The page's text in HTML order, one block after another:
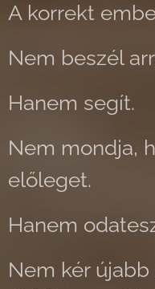
A korrekt
Nem beszél
Hanem segít.
Nem mondja,
előleget.
Hanem
Nem kér